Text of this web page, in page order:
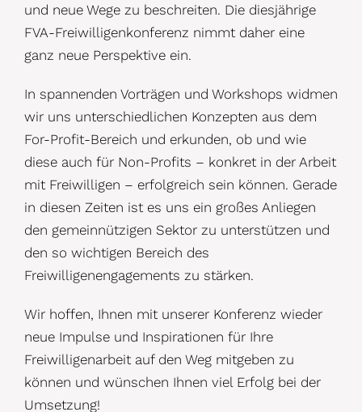
und neue Wege zu beschreiten. Die diesjährige
FVA-Freiwilligenkonferenz nimmt daher eine
ganz neue Perspektive ein.
In spannenden Vorträgen und Workshops widmen
wir uns unterschiedlichen Konzepten aus dem
For-Profit-Bereich und erkunden, ob und wie
diese auch für Non-Profits – konkret in der Arbeit
mit Freiwilligen – erfolgreich sein können. Gerade
in diesen Zeiten ist es uns ein großes Anliegen
den gemeinnützigen Sektor zu unterstützen und
den so wichtigen Bereich des
Freiwilligenengagements zu stärken.
Wir hoffen, Ihnen mit unserer Konferenz wieder
neue Impulse und Inspirationen für Ihre
Freiwilligenarbeit auf den Weg mitgeben zu
können und wünschen Ihnen viel Erfolg bei der
Umsetzung!